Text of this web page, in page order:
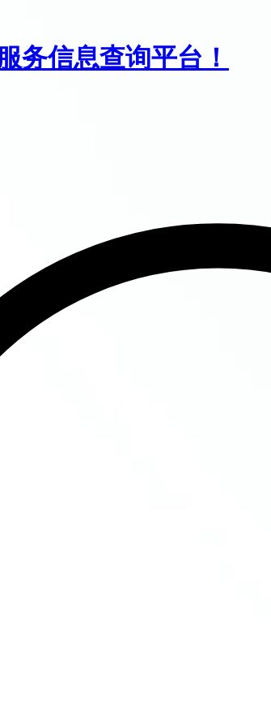
务信息查询平台！